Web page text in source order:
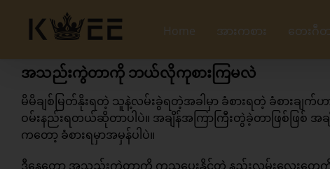
content
Home အားကစား တေးဂီ
အသည်းကွဲတာကို ဘယ်လိုကုစားကြမလဲ
မိမိချစ်မြတ်နိုးရတဲ့ သူနဲ့လမ်းခွဲရတဲ့အခါမှာ ခံစားရတဲ့ ခံစားခ
ဝမ်းနည်းရတယ်ဆိုတာပါပဲ။ အချိန်အကြာကြီးတွဲခဲ့တာဖြစ်ဖြ
ကတော့ ခံစားရမှာအမှန်ပါပဲ။
ဒီနေ့တော့ အသည်းကွဲတာကို ကုသပေးနိုင်တဲ့ နည်းလမ်းလေးတွေကို ပြ